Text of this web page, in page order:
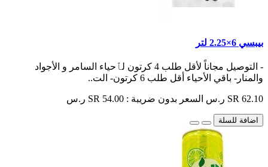
بيبسي 6×2.25 لتر
- التوصيل مجاناً لأقل طلب 4 كرتون لٱحياء السامر و الأجواد
والمنار- باقي الأحياء أقل طلب 6 كرتون- الت..
SR 62.10 ر.س السعر بدون ضريبة : SR 54.00 ر.س
اضافة للسلة